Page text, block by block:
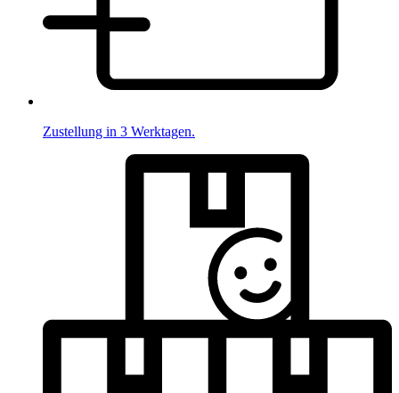
Zustellung in 3 Werktagen.